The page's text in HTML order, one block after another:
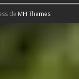
de MH Themes